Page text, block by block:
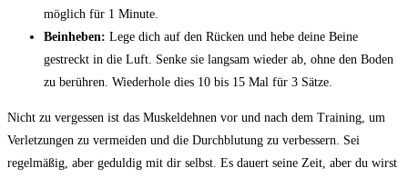
möglich für 1⁢ Minute.
Beinheben: Lege dich auf den Rücken ​und hebe deine ​Beine⁢
gestreckt in die Luft. Senke⁤ sie⁤ langsam‌ wieder ab,⁢ ohne den‌ Boden
zu ⁢berühren. Wiederhole ⁣dies 10 bis 15 Mal für 3 Sätze.
Nicht zu vergessen ist⁤ das Muskeldehnen vor und ​nach dem Training, um
⁢Verletzungen ‍zu ‌vermeiden und ‍die Durchblutung zu verbessern. Sei
regelmäßig, aber geduldig⁢ mit dir ⁤selbst. Es dauert seine Zeit, aber du wirst